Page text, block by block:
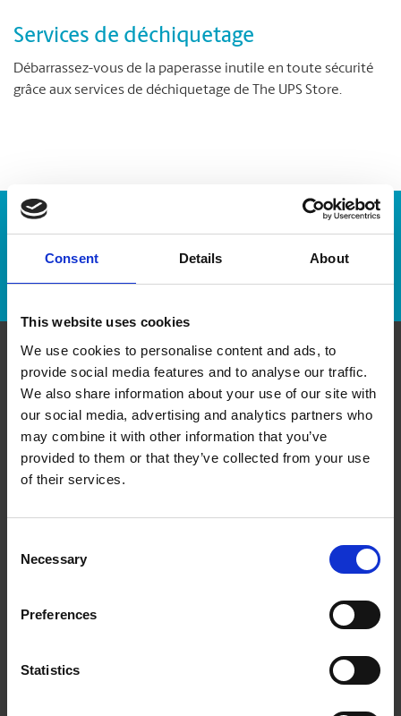
Consent Details About
This website uses cookies
We use cookies to personalise content and ads, to
provide social media features and to analyse our traffic.
We also share information about your use of our site with
our social media, advertising and analytics partners who
may combine it with other information that you’ve
provided to them or that they’ve collected from your use
of their services.
Selection
Necessary
Preferences
Statistics
Services de déchiquetage
Débarrassez-vous de la paperasse inutile en toute sécurité
grâce aux services de déchiquetage de The UPS Store.
Numéro de suivi :
Communiquer avec nous
The UPS Store #3, Etobicoke
1750 The Queensway
Etobicoke Ontario - M9C 5H5
Obtenez l'itinéraire vers notre magasin
Nous suivre